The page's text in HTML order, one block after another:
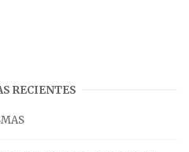
RECIENTES